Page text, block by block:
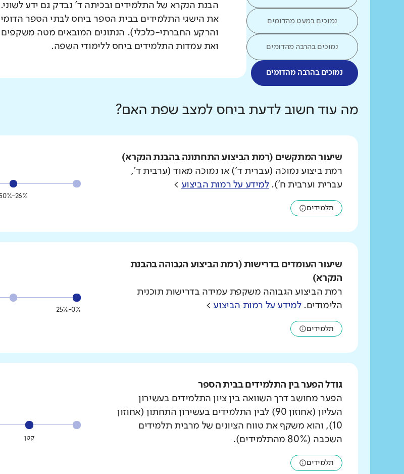
נמוכים במעט מהדומים
נמוכים בהרבה מהדומים
נמוכים בהרבה מהדומים
הבנת הנקרא של התלמידים ובכיתה ד' נבדק גם ידע
את הישגי התלמידים בבית הספר ביחס לבתי הספר
והרקע החברתי-כלכלי). הנתונים המובאים מטה משקפים
ואת עמדות התלמידים ביחס ללימודי השפה.
מה עוד חשוב לדעת ביחס למצב שפת האם?
שיעור המתקשים (רמת הביצוע התחתונה בהבנת הנקרא)
רמת ביצוע נמוכה (עברית ד') או נמוכה מאוד (ערבית ד',
עברית וערבית ח').למידע על רמות הביצוע >
תלמידים
26%-50%
שיעור העומדים בדרישות (רמת הביצוע הגבוהה בהבנת
הנקרא)
רמת הביצוע הגבוהה משקפת עמידה בדרישות תוכנית
הלימודים.למידע על רמות הביצוע >
תלמידים
0%-25%
גודל הפער בין התלמידים בבית הספר
הפער מחושב דרך השוואה בין ציון התלמידים בעשירון
העליון (אחוזון 90) לבין התלמידים בעשירון התחתון (אחוזון
10), והוא משקף את טווח הציונים של מרבית תלמידים
השכבה (80% מהתלמידים).
תלמידים
קטן